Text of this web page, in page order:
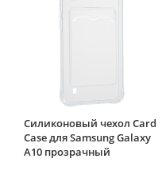
Силиконовый чехол Card
Case для Samsung Galaxy
A10 прозрачный